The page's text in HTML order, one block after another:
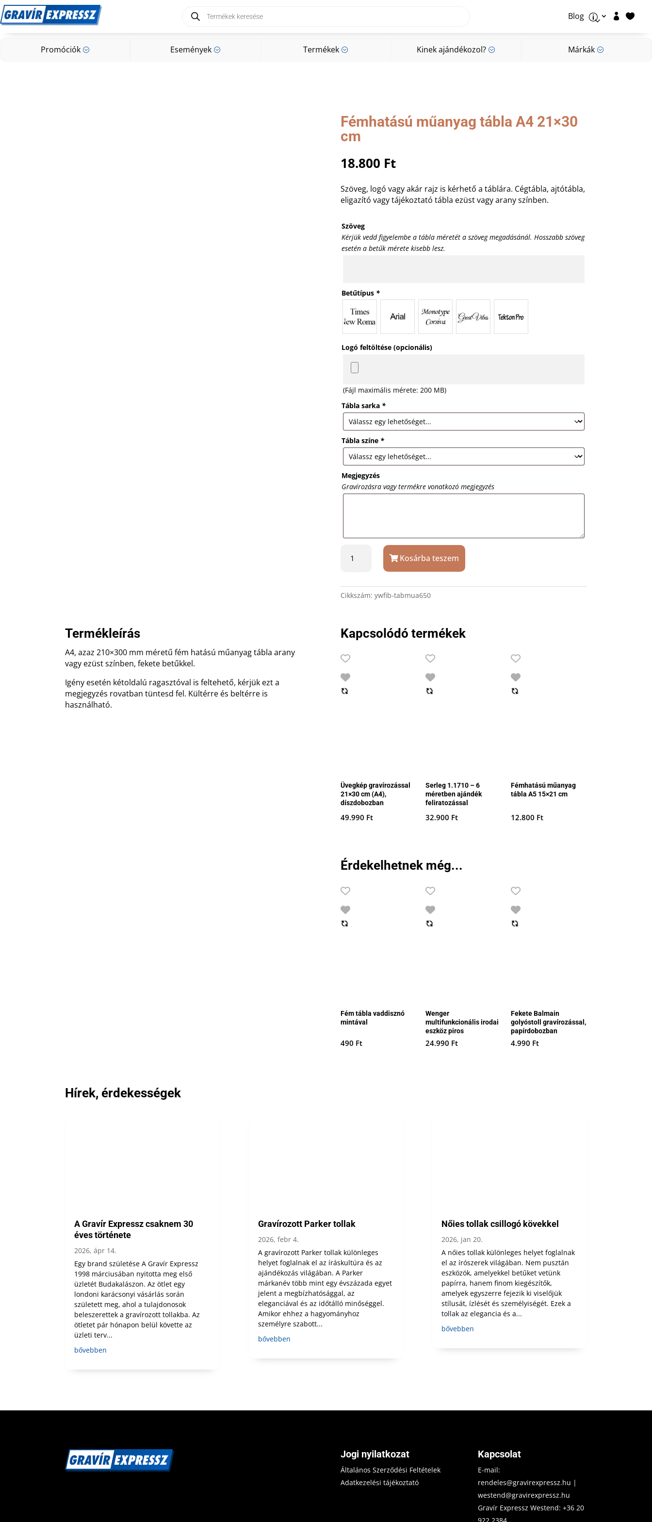
search Blog p  
Promóciók ; Események ; Termékek ; Kinek ajándékozol? ; Márkák ;
Promóciók; Események Márkák;
Fémhatású műanyag tábla A4 21×30
cm
18.800 Ft
Szöveg, logó vagy akár rajz is kérhető a táblára. Cégtábla, ajtótábla,
eligazító vagy tájékoztató tábla ezüst vagy arany színben.
Szöveg
Kérjük vedd figyelembe a tábla méretét a szöveg megadásánál. Hosszabb szöveg
esetén a betűk mérete kisebb lesz.
Betűtípus *
Logó feltöltése (opcionális)
(Fájl maximális mérete: 200 MB)
Tábla sarka *
Tábla színe *
Megjegyzés
Gravírozásra vagy termékre vonatkozó megjegyzés
műanyag
21×30
Kosárba teszem
Cikkszám: ywfib-tabmua650
Termékleírás
A4, azaz 210×300 mm méretű fém hatású műanyag tábla arany
vagy ezüst színben, fekete betűkkel.
Igény esetén kétoldalú ragasztóval is feltehető, kérjük ezt a
megjegyzés rovatban tüntesd fel. Kültérre és beltérre is
használható.
Kapcsolódó termékek
Üvegkép gravírozással
21×30 cm (A4),
díszdobozban
49.990 Ft
Serleg 1.1710 – 6
méretben ajándék
feliratozással
32.900 Ft
Fémhatású műanyag
tábla A5 15×21 cm
12.800 Ft
Érdekelhetnek még...
Fém tábla vaddisznó
mintával
490 Ft
Wenger
multifunkcionális irodai
eszköz piros
24.990 Ft
Fekete Balmain
golyóstoll gravírozással,
papírdobozban
4.990 Ft
Hírek, érdekességek
A Gravír Expressz csaknem 30
éves története
2026, ápr 14.
Egy brand születése A Gravír Expressz
1998 márciusában nyitotta meg első
üzletét Budakalászon. Az ötlet egy
londoni karácsonyi vásárlás során
született meg, ahol a tulajdonosok
beleszerettek a gravírozott tollakba. Az
ötletet pár hónapon belül követte az
üzleti terv...
bővebben
Gravírozott Parker tollak
2026, febr 4.
A gravírozott Parker tollak különleges
helyet foglalnak el az íráskultúra és az
ajándékozás világában. A Parker
márkanév több mint egy évszázada egyet
jelent a megbízhatósággal, az
eleganciával és az időtálló minőséggel.
Amikor ehhez a hagyományhoz
személyre szabott...
bővebben
Nőies tollak csillogó kövekkel
2026, jan 20.
A nőies tollak különleges helyet foglalnak
el az írószerek világában. Nem pusztán
eszközök, amelyekkel betűket vetünk
papírra, hanem finom kiegészítők,
amelyek egyszerre fejezik ki viselőjük
stílusát, ízlését és személyiségét. Ezek a
tollak az elegancia és a...
bővebben
Jogi nyilatkozat
Általános Szerződési Feltételek
Adatkezelési tájékoztató
Kapcsolat
E-mail:
rendeles@gravirexpressz.hu |
westend@gravirexpressz.hu
Gravír Expressz Westend:+36 20